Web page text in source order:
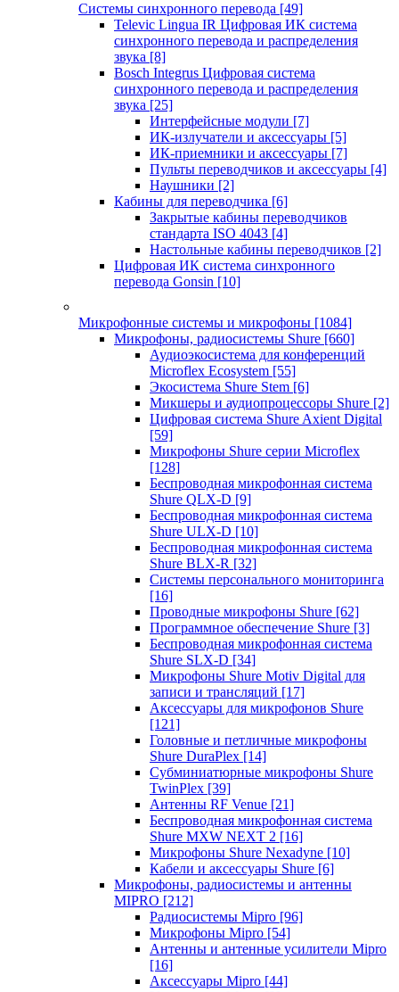
Системы синхронного перевода [49]
Televic Lingua IR Цифровая ИК система
синхронного перевода и распределения
звука [8]
Bosch Integrus Цифровая система
синхронного перевода и распределения
звука [25]
Интерфейсные модули [7]
ИК-излучатели и аксессуары [5]
ИК-приемники и аксессуары [7]
Пульты переводчиков и аксессуары [4]
Наушники [2]
Кабины для переводчика [6]
Закрытые кабины переводчиков
стандарта ISO 4043 [4]
Настольные кабины переводчиков [2]
Цифровая ИК система синхронного
перевода Gonsin [10]
Микрофонные системы и микрофоны [1084]
Микрофоны, радиосистемы Shure [660]
Аудиоэкосистема для конференций
Microflex Ecosystem [55]
Экосистема Shure Stem [6]
Микшеры и аудиопроцессоры Shure [2]
Цифровая система Shure Axient Digital
[59]
Микрофоны Shure серии Microflex
[128]
Беспроводная микрофонная система
Shure QLX-D [9]
Беспроводная микрофонная система
Shure ULX-D [10]
Беспроводная микрофонная система
Shure BLX-R [32]
Системы персонального мониторинга
[16]
Проводные микрофоны Shure [62]
Программное обеспечение Shure [3]
Беспроводная микрофонная система
Shure SLX-D [34]
Микрофоны Shure Motiv Digital для
записи и трансляций [17]
Аксессуары для микрофонов Shure
[121]
Головные и петличные микрофоны
Shure DuraPlex [14]
Субминиатюрные микрофоны Shure
TwinPlex [39]
Антенны RF Venue [21]
Беспроводная микрофонная система
Shure MXW NEXT 2 [16]
Микрофоны Shure Nexadyne [10]
Кабели и аксессуары Shure [6]
Микрофоны, радиосистемы и антенны
MIPRO [212]
Радиосистемы Mipro [96]
Микрофоны Mipro [54]
Антенны и антенные усилители Mipro
[16]
Аксессуары Mipro [44]